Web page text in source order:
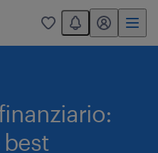
0
You have 0
my randstad